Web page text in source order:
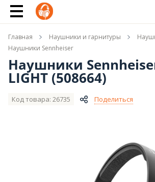
(096)
(044)
Имя
Телефон
Главная Наушники и гарнитуры
Наушники Sennheiser
Наушники
LIGHT (508664)
Код товара: 26735 Поделиться